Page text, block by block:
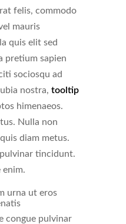
felis, commodo
mauris
quis elit sed
pretium sapien
sociosqu ad
nostra, tooltip
himenaeos.
Nulla non
diam metus.
tincidunt.
enim.
urna ut eros
congue pulvinar